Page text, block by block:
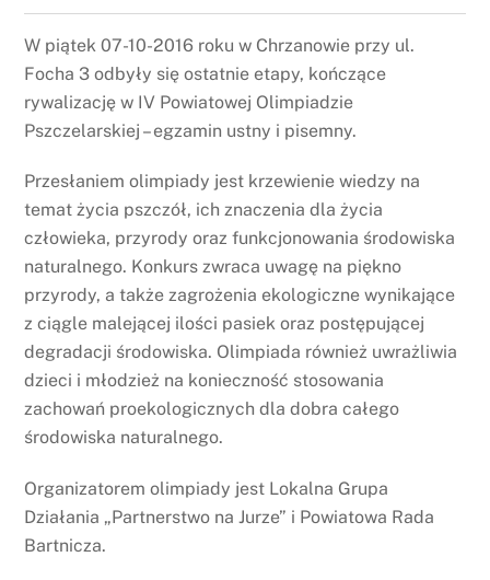
W piątek 07-10-2016 roku w Chrzanowie przy ul.
Focha 3 odbyły się ostatnie etapy, kończące
rywalizację w IV Powiatowej Olimpiadzie
Pszczelarskiej – egzamin ustny i pisemny.
Przesłaniem olimpiady jest krzewienie wiedzy na
temat życia pszczół, ich znaczenia dla życia
człowieka, przyrody oraz funkcjonowania środowiska
naturalnego. Konkurs zwraca uwagę na piękno
przyrody, a także zagrożenia ekologiczne wynikające
z ciągle malejącej ilości pasiek oraz postępującej
degradacji środowiska. Olimpiada również uwrażliwia
dzieci i młodzież na konieczność stosowania
zachowań proekologicznych dla dobra całego
środowiska naturalnego.
Organizatorem olimpiady jest Lokalna Grupa
Działania „Partnerstwo na Jurze” i Powiatowa Rada
Bartnicza.